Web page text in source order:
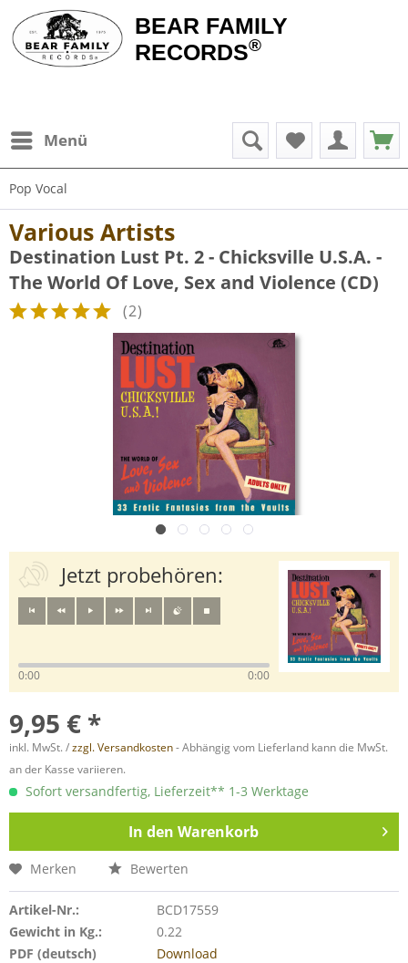
BEAR FAMILY
RECORDS®
Menü
Pop Vocal
Various Artists
Destination Lust Pt. 2 - Chicksville U.S.A. -
The World Of Love, Sex and Violence (CD)
(2)
Jetzt probehören:
0:00 0:00
9,95 € *
inkl. MwSt. /zzgl. Versandkosten- Abhängig vom Lieferland kann die MwSt.
an der Kasse variieren.
Sofort versandfertig, Lieferzeit** 1-3 Werktage
In den Warenkorb
Merken Bewerten
Artikel-Nr.:
BCD17559
Gewicht in Kg.:
0.22
PDF (deutsch)
Download